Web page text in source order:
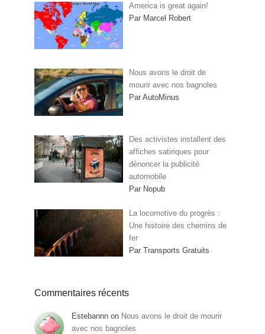
America is great again!
Par Marcel Robert
Nous avons le droit de
mourir avec nos bagnoles
Par AutoMinus
Des activistes installent des
affiches satiriques pour
dénoncer la publicité
automobile
Par Nopub
La locomotive du progrès :
Une histoire des chemins de
fer
Par Transports Gratuits
Commentaires récents
Estebannn on Nous avons le droit de mourir
avec nos bagnoles